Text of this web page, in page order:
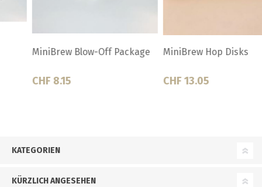
MiniBrew Hop Disks
CHF 13.05
MiniBrew Mash Tun Valve
CHF 5.00
KATEGORIEN
KÜRZLICH ANGESEHEN